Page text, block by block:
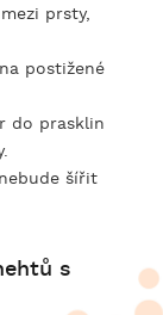
prsty,
postižené
do prasklin
šířit
s